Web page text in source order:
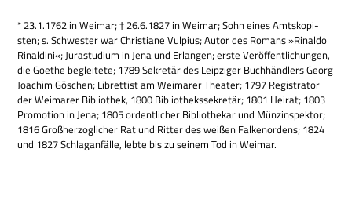
* 23.1.1762 in Wei­mar; † 26.6.1827 in Wei­mar; Sohn eines Amtsko­pi­
sten; s. Schwe­ster war Chri­stiane Vul­pius; Autor des Romans »Rinaldo
Rinal­dini«; Jura­stu­dium in Jena und Erlan­gen; erste Ver­öf­fent­li­chun­gen,
die Goe­the beglei­tete; 1789 Sekre­tär des Leip­zi­ger Buch­händ­lers Georg
Joa­chim Gös­chen; Libret­tist am Wei­ma­rer Thea­ter; 1797 Regi­stra­tor
der Wei­ma­rer Biblio­thek, 1800 Biblio­theks­se­kre­tär; 1801 Hei­rat; 1803
Pro­mo­tion in Jena; 1805 ordent­li­cher Biblio­the­kar und Münz­in­spek­tor;
1816 Groß­her­zog­li­cher Rat und Rit­ter des wei­ßen Fal­ken­or­dens; 1824
und 1827 Schlag­an­fälle, lebte bis zu sei­nem Tod in Weimar.